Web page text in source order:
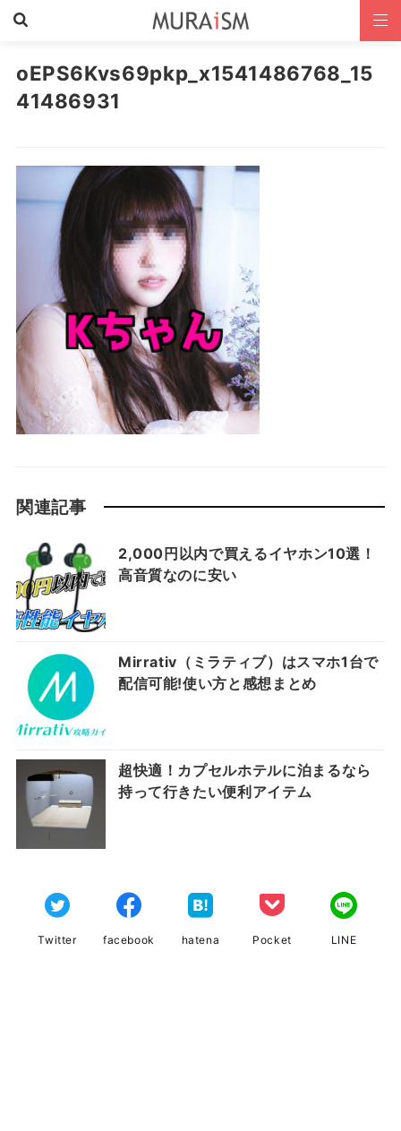
oEPS6Kvs69pkp_x1541486768_15
41486931
関連記事
2,000円以内で買えるイヤホン10選！
高音質なのに安い
Mirrativ（ミラティブ）はスマホ1台で
配信可能!使い方と感想まとめ
超快適！カプセルホテルに泊まるなら
持って行きたい便利アイテム
Twitter facebook hatena Pocket LINE